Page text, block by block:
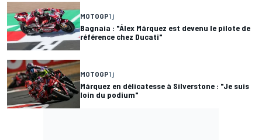
MOTOGP1 j
Bagnaia : "Álex Márquez est devenu le pilote de
référence chez Ducati"
MOTOGP1 j
Márquez en délicatesse à Silverstone : "Je suis
loin du podium"